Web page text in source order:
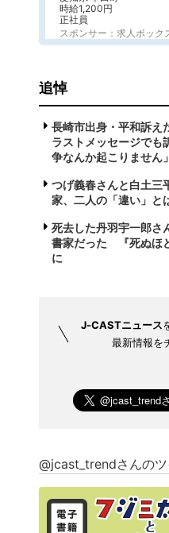
時給1,200円
正社員
スポンサー：求人ボック
追悼
長崎市出身・平和訴
ラストメッセージで
争なんか起こりません」
つげ義春さんと白土
家、二人の「違い」と
死去した丹羽宇一郎さ
書家だった 『死ぬほ
に
J-CASTニュース
最新情報を
@jcast_trendさんのツ